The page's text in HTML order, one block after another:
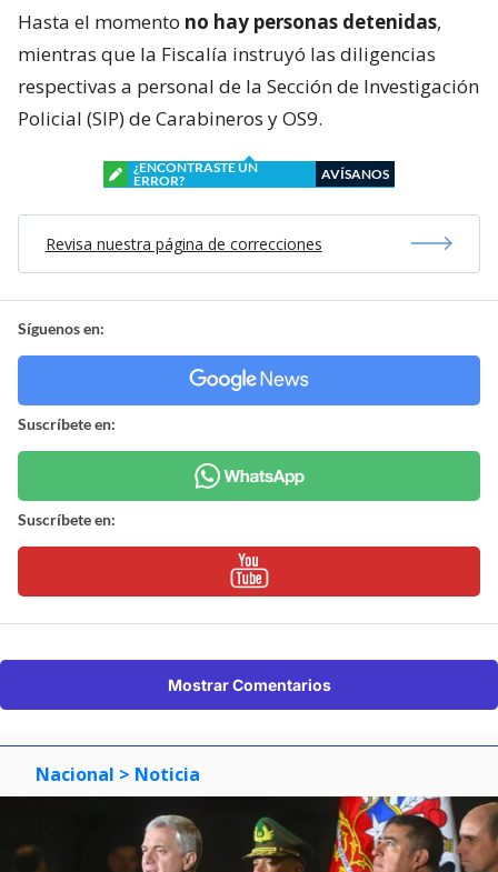
Hasta el momento no hay personas detenidas,
mientras que la Fiscalía instruyó las diligencias
respectivas a personal de la Sección de Investigación
Policial (SIP) de Carabineros y OS9.
¿ENCONTRASTE UN
ERROR?
AVÍSANOS
Revisa nuestra página de correcciones
Síguenos en:
Suscríbete en:
Suscríbete en:
Mostrar Comentarios
Nacional > Noticia